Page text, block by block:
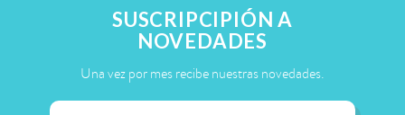
SUSCRIPCIPIÓN A
NOVEDADES
Una vez por mes recibe nuestras novedades.